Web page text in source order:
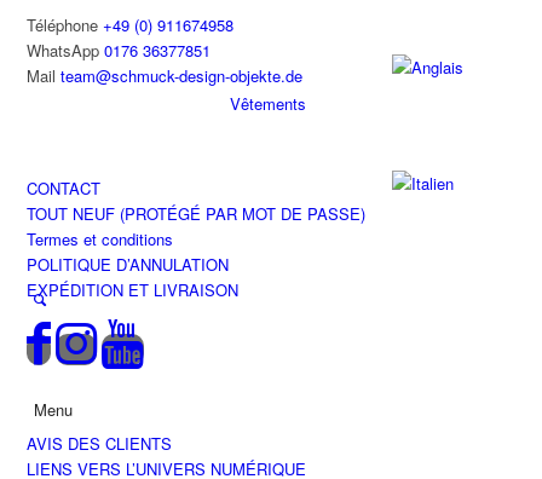
Vêtements
Menu
Téléphone+49 (0) 911674958
WhatsApp0176 36377851
Mailteam@schmuck-design-objekte.de
CONTACT
TOUT NEUF (PROTÉGÉ PAR MOT DE PASSE)
Termes et conditions
POLITIQUE D’ANNULATION
EXPÉDITION ET LIVRAISON
AVIS DES CLIENTS
LIENS VERS L’UNIVERS NUMÉRIQUE